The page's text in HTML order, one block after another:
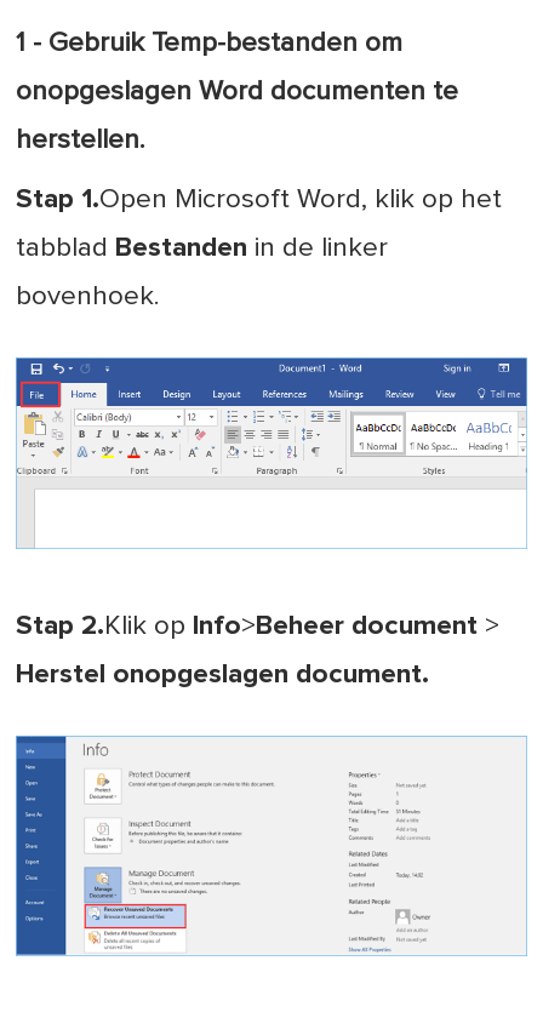
1 - Gebruik Temp-bestanden om
onopgeslagen Word documenten te
herstellen.
Stap 1.Open Microsoft Word, klik op het
tabblad Bestanden in de linker
bovenhoek.
Stap 2.Klik op Info> Beheer document >
Herstel onopgeslagen document.